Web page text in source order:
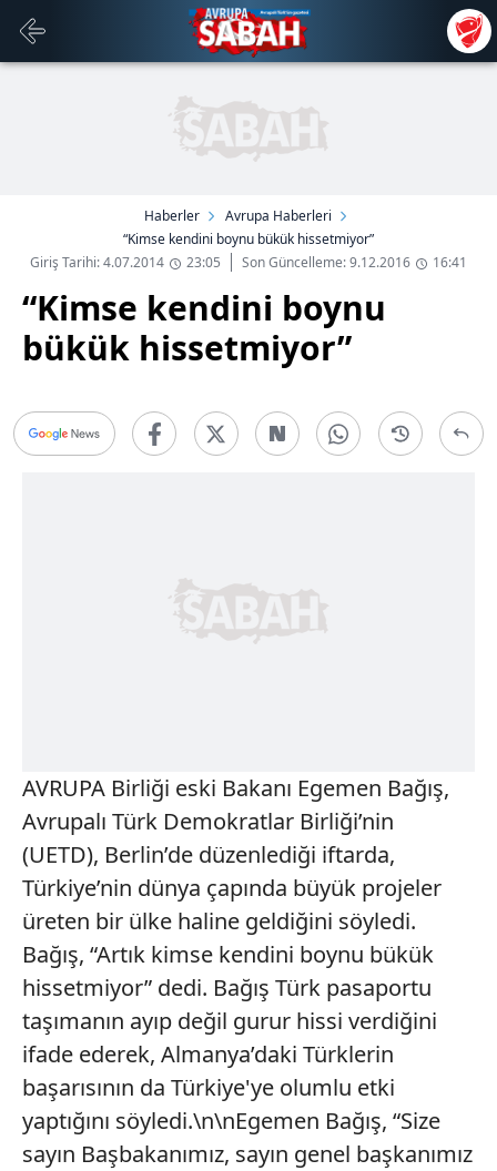
Haberler
Avrupa Haberleri
“Kimse kendini boynu bükük hissetmiyor”
Giriş Tarihi: 4.07.2014
23:05 Son Güncelleme: 9.12.2016 16:41
“Kimse kendini boynu
bükük hissetmiyor”
AVRUPA Birliği eski Bakanı Egemen Bağış,
Avrupalı Türk Demokratlar Birliği’nin
(UETD), Berlin’de düzenlediği iftarda,
Türkiye’nin dünya çapında büyük projeler
üreten bir ülke haline geldiğini söyledi.
Bağış, “Artık kimse kendini boynu bükük
hissetmiyor” dedi. Bağış Türk pasaportu
taşımanın ayıp değil gurur hissi verdiğini
ifade ederek, Almanya’daki Türklerin
başarısının da Türkiye'ye olumlu etki
yaptığını söyledi.\n\nEgemen Bağış, “Size
sayın Başbakanımız, sayın genel başkanımız